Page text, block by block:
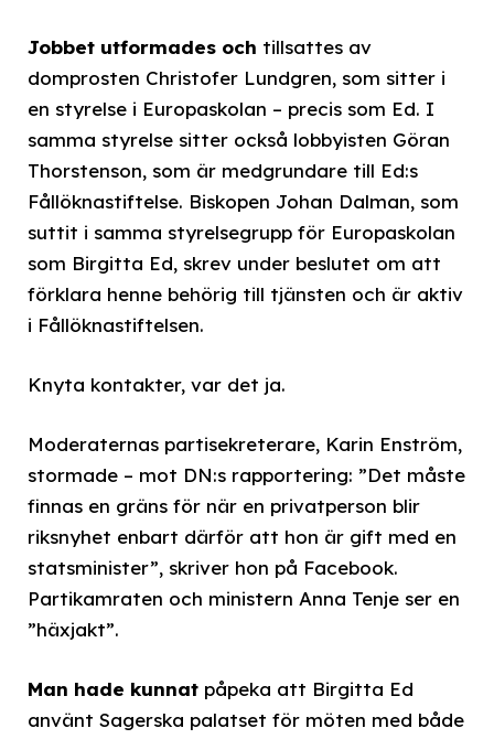
Jobbet utformades och tillsattes av
domprosten Christofer Lundgren, som sitter i
en styrelse i Europaskolan – precis som Ed. I
samma styrelse sitter också lobbyisten Göran
Thorstenson, som är medgrundare till Ed:s
Fållöknastiftelse. Biskopen Johan Dalman, som
suttit i samma styrelsegrupp för Europaskolan
som Birgitta Ed, skrev under beslutet om att
förklara henne behörig till tjänsten och är aktiv
i Fållöknastiftelsen.
Knyta kontakter, var det ja.
Moderaternas partisekreterare, Karin Enström,
stormade – mot DN:s rapportering: ”Det måste
finnas en gräns för när en privatperson blir
riksnyhet enbart därför att hon är gift med en
statsminister”, skriver hon på Facebook.
Partikamraten och ministern Anna Tenje ser en
”häxjakt”.
Man hade kunnat påpeka att Birgitta Ed
använt Sagerska palatset för möten med både